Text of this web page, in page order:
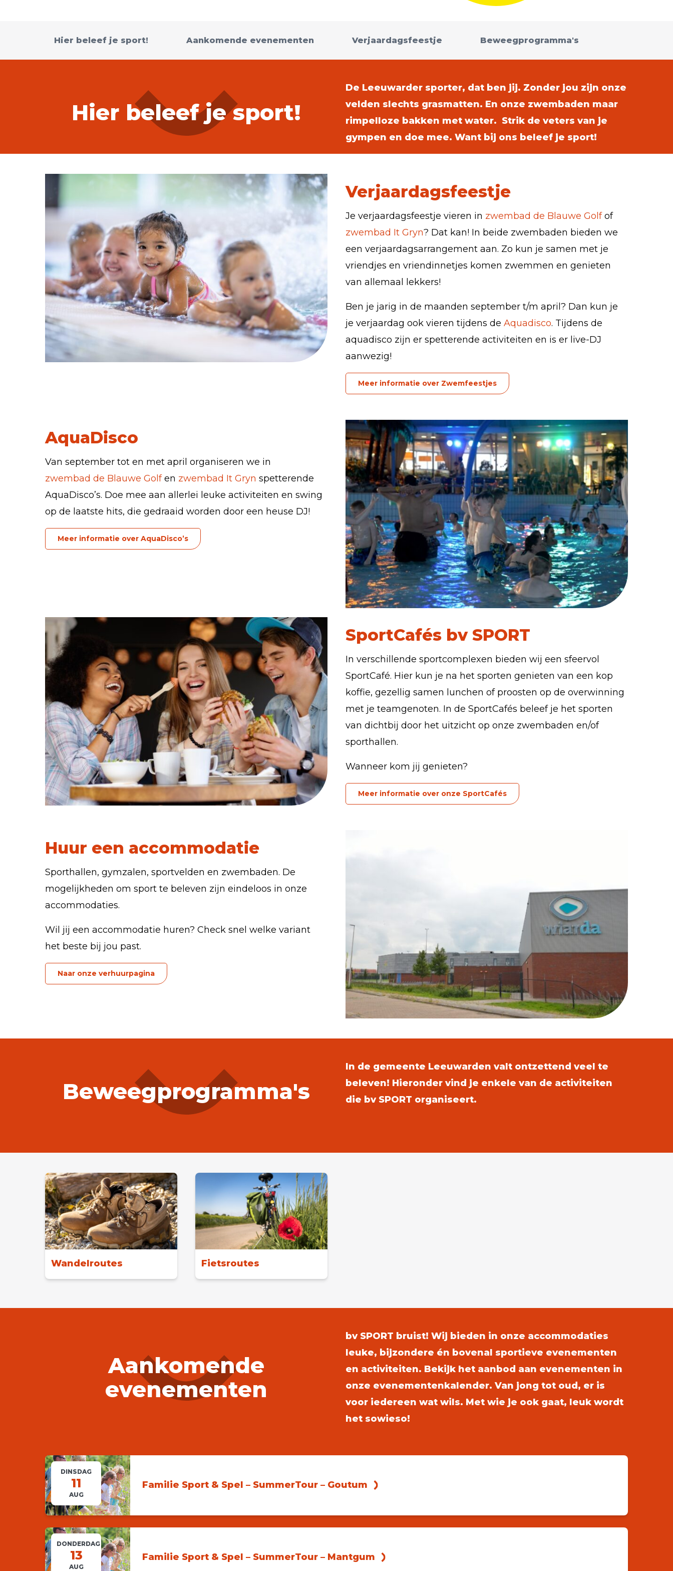
Hier beleef je sport! Aankomende evenementen Verjaardagsfeestje Beweegprogramma's
Hier beleef je sport!
De Leeuwarder sporter, dat ben jij. Zonder jou zijn onze
velden slechts grasmatten. En onze zwembaden maar
rimpelloze bakken met water. Strik de veters van je
gympen en doe mee. Want bij ons beleef je sport!
Verjaardagsfeestje
Je verjaardagsfeestje vieren in zwembad de Blauwe Golfof
zwembad It Gryn? Dat kan! In beide zwembaden bieden we
een verjaardagsarrangement aan. Zo kun je samen met je
vriendjes en vriendinnetjes komen zwemmen en genieten
van allemaal lekkers!
Ben je jarig in de maanden september t/m april? Dan kun je
je verjaardag ook vieren tijdens de Aquadisco. Tijdens de
aquadisco zijn er spetterende activiteiten en is er live-DJ
aanwezig!
Meer informatie over Zwemfeestjes
AquaDisco
Van september tot en met april organiseren we in
zwembad de Blauwe Golfen zwembad It Gryn spetterende
AquaDisco’s. Doe mee aan allerlei leuke activiteiten en swing
op de laatste hits, die gedraaid worden door een heuse DJ!
Meer informatie over AquaDisco’s
SportCafés bv SPORT
In verschillende sportcomplexen bieden wij een sfeervol
SportCafé. Hier kun je na het sporten genieten van een kop
koffie, gezellig samen lunchen of proosten op de overwinning
met je teamgenoten. In de SportCafés beleef je het sporten
van dichtbij door het uitzicht op onze zwembaden en/of
sporthallen.
Wanneer kom jij genieten?
Meer informatie over onze SportCafés
Huur een accommodatie
Sporthallen, gymzalen, sportvelden en zwembaden. De
mogelijkheden om sport te beleven zijn eindeloos in onze
accommodaties.
Wil jij een accommodatie huren? Check snel welke variant
het beste bij jou past.
Naar onze verhuurpagina
Beweegprogramma's
In de gemeente Leeuwarden valt ontzettend veel te
beleven! Hieronder vind je enkele van de activiteiten
die bv SPORT organiseert.
Wandelroutes Fietsroutes
Aankomende
evenementen
bv SPORT bruist! Wij bieden in onze accommodaties
leuke, bijzondere én bovenal sportieve evenementen
en activiteiten. Bekijk het aanbod aan evenementen in
onze evenementenkalender. Van jong tot oud, er is
voor iedereen wat wils. Met wie je ook gaat, leuk wordt
het sowieso!
DINSDAG
11
AUG
Familie Sport & Spel – SummerTour – Goutum
DONDERDAG
13
AUG
Familie Sport & Spel – SummerTour – Mantgum